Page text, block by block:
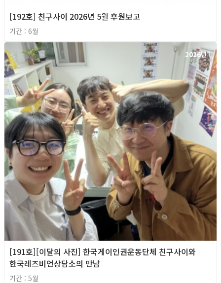
[192호] 친구사이 2026년 5월 후원보고
기간 : 6월
2026년
[191호][이달의 사진] 한국게이인권운동단체 친구사이와
한국레즈비언상담소의 만남
기간 : 5월